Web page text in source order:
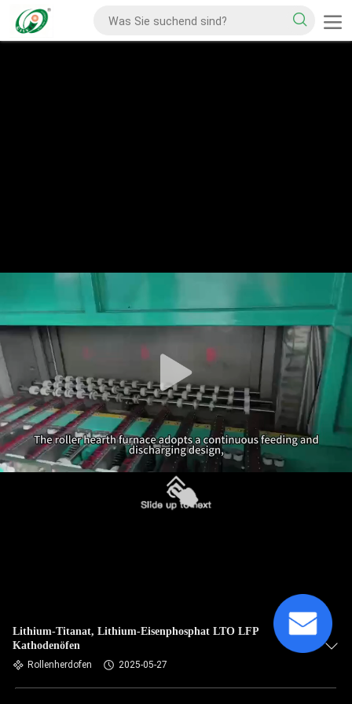
Lithium-Titanat, Lithium-Eisenphosphat LTO LFP
Kathodenöfen
Rollenherdofen 2025-05-27